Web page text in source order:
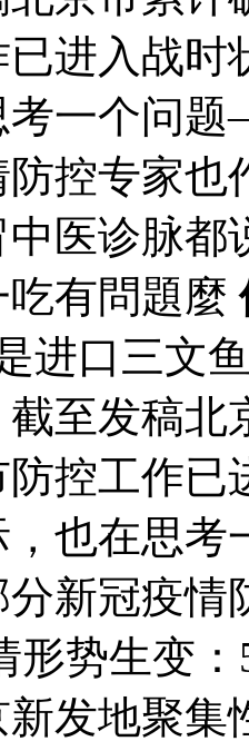
进入战时
考一个问
控专家
中医诊脉
吃有問題麼
进口三文
至发稿北
控工作
，也在思
新冠疫
形势生变
发地聚